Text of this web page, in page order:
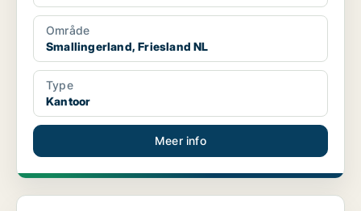
Område
Smallingerland, Friesland NL
Type
Kantoor
Meer info
Kantoor in Nieuwegein, Province of Utrecht